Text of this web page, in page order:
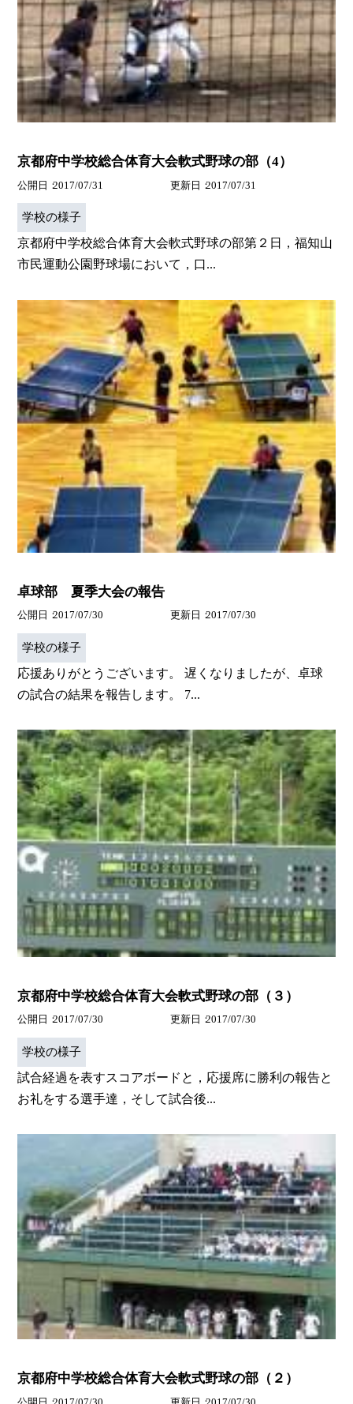
京都府中学校総合体育大会軟式野球の部（4）
公開日 2017/07/31 更新日 2017/07/31
学校の様子
京都府中学校総合体育大会軟式野球の部第２日，福知山
市民運動公園野球場において，口...
卓球部 夏季大会の報告
公開日 2017/07/30 更新日 2017/07/30
学校の様子
応援ありがとうございます。 遅くなりましたが、卓球
の試合の結果を報告します。 7...
京都府中学校総合体育大会軟式野球の部（３）
公開日 2017/07/30 更新日 2017/07/30
学校の様子
試合経過を表すスコアボードと，応援席に勝利の報告と
お礼をする選手達，そして試合後...
京都府中学校総合体育大会軟式野球の部（２）